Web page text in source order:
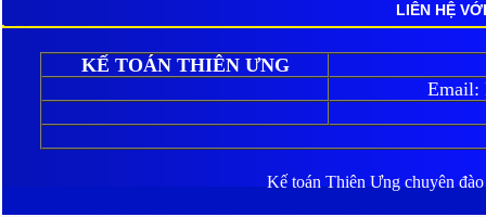
LIÊN HỆ
KẾ TOÁN THIÊN ƯNG
Email:
Kế toán Thiên Ưngchuyên đào